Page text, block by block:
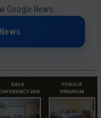
Google News.